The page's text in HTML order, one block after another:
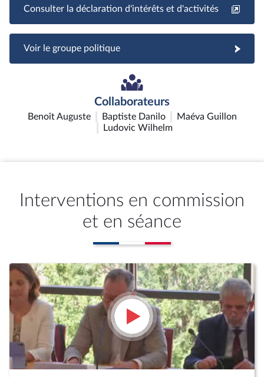
Consulter la déclaration d'intérêts et d'activités
Voir le groupe politique
Collaborateurs
Benoît Auguste Baptiste Danilo
Maéva Guillon
Ludovic Wilhelm
Interventions en commission
et en séance